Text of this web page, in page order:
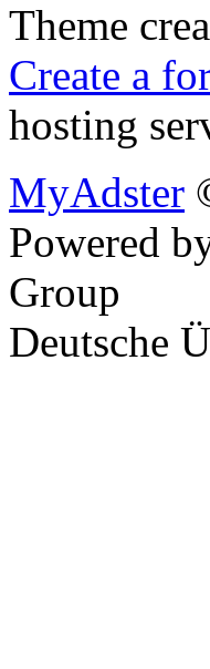
Theme
Create a
hosting
MyAdster
Powered
Group
Deutsche